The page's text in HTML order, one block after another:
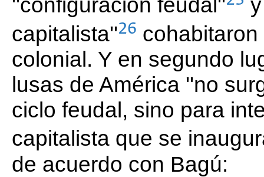
''configuración feudal''
capitalista''26
colonial. Y en segundo
lusas de América ''no
ciclo feudal, sino para
capitalista que se
de acuerdo con Bagú: